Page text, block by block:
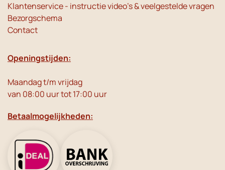
Klantenservice - instructie video's & veelgestelde vragen
Bezorgschema
Contact
Openingstijden:
Maandag t/m vrijdag
van 08:00 uur tot 17:00 uur
Betaalmogelijkheden: